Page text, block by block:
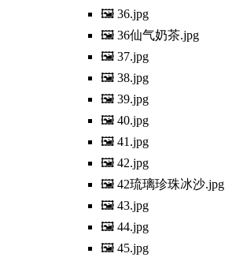
🖼️ 36.jpg
🖼️ 36仙气奶茶.jpg
🖼️ 37.jpg
🖼️ 38.jpg
🖼️ 39.jpg
🖼️ 40.jpg
🖼️ 41.jpg
🖼️ 42.jpg
🖼️ 42琉璃珍珠冰沙.jpg
🖼️ 43.jpg
🖼️ 44.jpg
🖼️ 45.jpg